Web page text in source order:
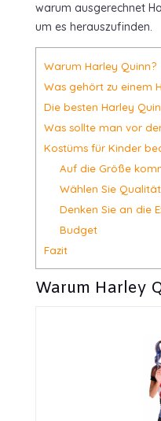
warum ausgerechnet
um es herauszufinden.
Warum Harley Quinn?
Was gehört zu einem
Die besten Harley
Was sollte man vor
Kostüms für Kinder
Auf die Größe
Wählen Sie
Denken Sie an die
Budget
Fazit
Warum Harley